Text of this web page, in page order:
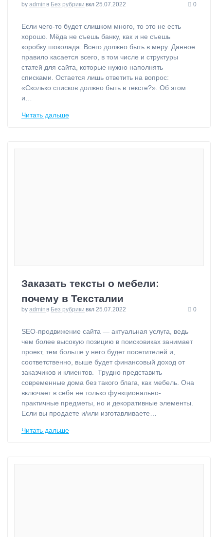
by adminв Без рубрики вкл 25.07.2022 0
⁠Если чего-то будет слишком много, то это не есть
хорошо. Мёда не съешь банку, как и не съешь
коробку шоколада. Всего должно быть в меру. Данное
правило касается всего, в том числе и структуры
статей для сайта, которые нужно наполнять
списками. Остается лишь ответить на вопрос:
«Сколько списков должно быть в тексте?». Об этом
и…
Читать дальше
Заказать тексты о мебели:
почему в Тексталии
by adminв Без рубрики вкл 25.07.2022 0
⁠SEO-продвижение сайта — актуальная услуга, ведь
чем более высокую позицию в поисковиках занимает
проект, тем больше у него будет посетителей и,
соответственно, выше будет финансовый доход от
заказчиков и клиентов. Трудно представить
современные дома без такого блага, как мебель. Она
включает в себя не только функционально-
практичные предметы, но и декоративные элементы.
Если вы продаете и/или изготавливаете…
Читать дальше